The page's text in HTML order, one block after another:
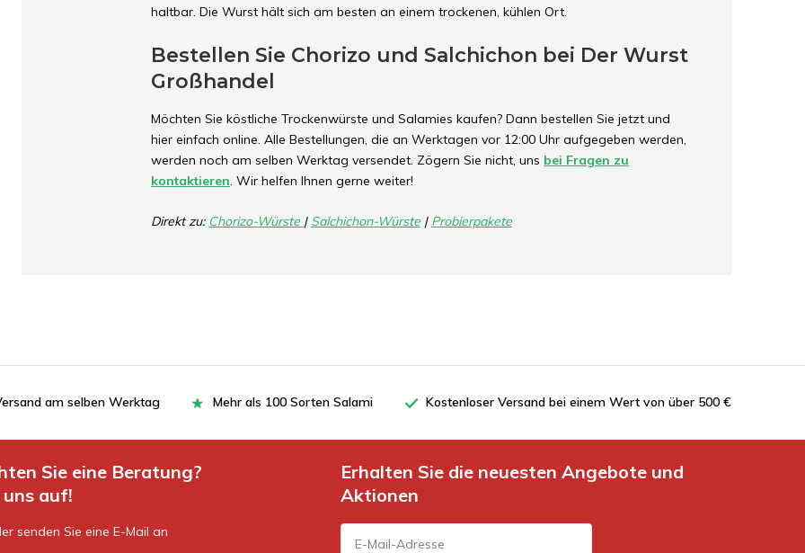
haltbar. Die Wurst hält sich am besten an einem trockenen, kühlen Ort.
Bestellen Sie Chorizo und Salchichon bei Der Wurst
Großhandel
Möchten Sie köstliche Trockenwürste und Salamies kaufen? Dann bestellen Sie jetzt und
hier einfach online. Alle Bestellungen, die an Werktagen vor 12:00 Uhr aufgegeben werden,
werden noch am selben Werktag versendet. Zögern Sie nicht, uns bei Fragen zu
kontaktieren. Wir helfen Ihnen gerne weiter!
Direkt zu: Chorizo-Würste | Salchichon-Würste | Probierpakete
am selben Werktag Mehr als 100 Sorten Salami Kostenloser Versand bei einem Wert von über 500 €
Sie eine Beratung?
auf!
senden Sie eine E-Mail an
Erhalten Sie die neuesten Angebote und
Aktionen